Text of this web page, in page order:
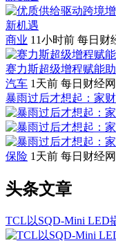
商业 11小时前 每日财
赛力斯超级增程赋能
汽车 1天前 每日财经网
暴雨过后才想起：家
保险 1天前 每日财经网
头条文章
TCL以SQD-Mini LED